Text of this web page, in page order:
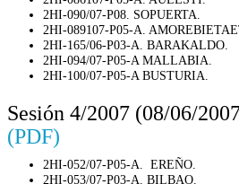
2HI-090/07-P08. SOPUERTA.
2HI-089107-P05-A.
2HI-165/06-P03-A. BARAKALDO.
2HI-094/07-P05-A MALLABIA.
2HI-100/07-P05-A BUSTURIA.
Sesión 4/2007 (08/06/
(PDF)
2HI-052/07-P05-A. EREÑO.
2HI-053/07-P03-A. BILBAO.